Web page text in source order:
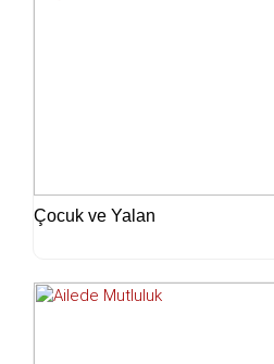
Çocuk ve Yalan